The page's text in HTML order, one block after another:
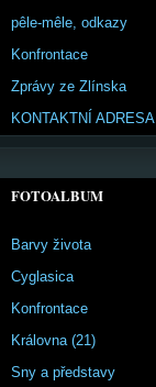
pêle-mêle, odkazy
Konfrontace
Zprávy ze Zlínska
KONTAKTNÍ ADRESA
FOTOALBUM
Barvy života
Cyglasica
Konfrontace
Královna (21)
Sny a představy